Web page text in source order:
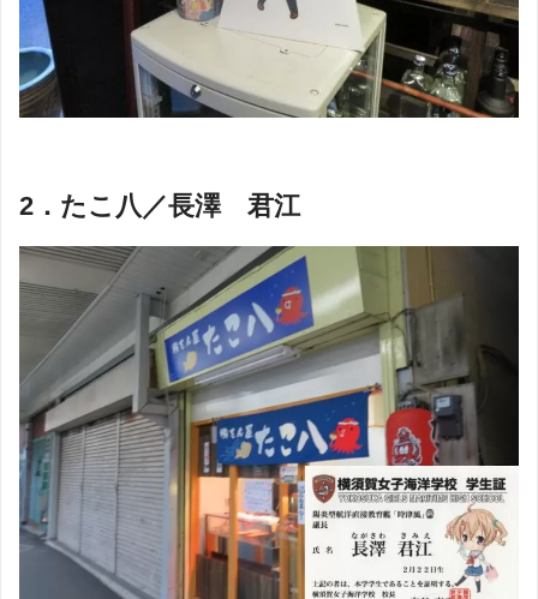
2．たこ八／長澤 君江